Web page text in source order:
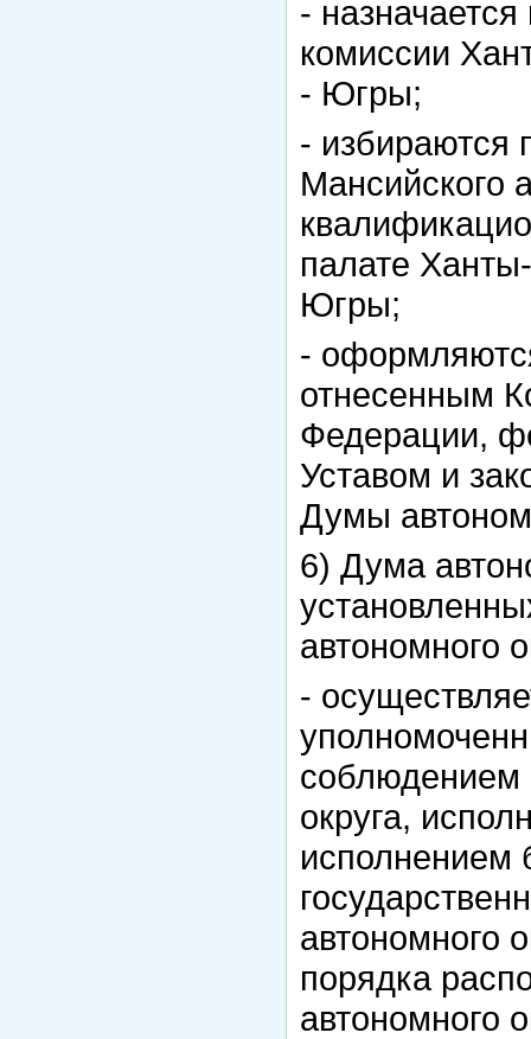
-
комиссии
- Югры;
- избираются
Мансийского
палате
Югры;
-
отнесенным
Федерации,
Уставом и
Думы
6) Дума
автономного
-
соблюдением
округа,
исполнением
автономного
порядка
автономного